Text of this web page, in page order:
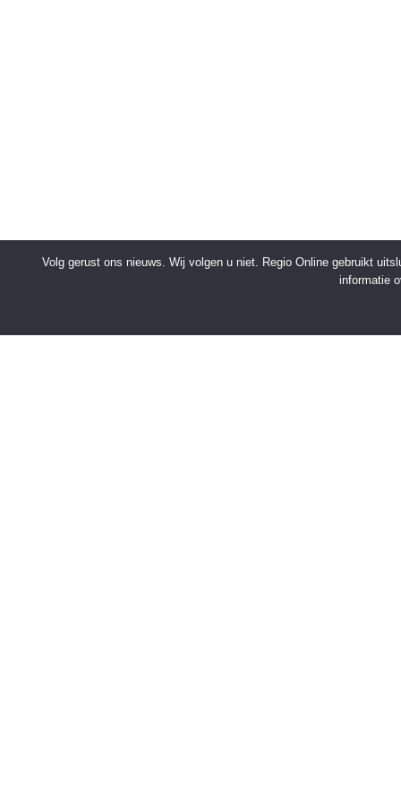
Volg gerust ons nieuws. Wij volgen u niet. Regio Online gebruikt
informatie